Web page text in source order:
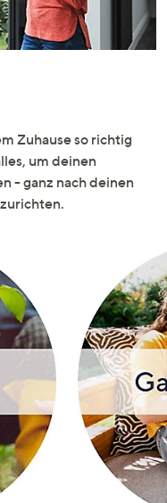
Zuhause so richtig
um deinen
- ganz nach deinen